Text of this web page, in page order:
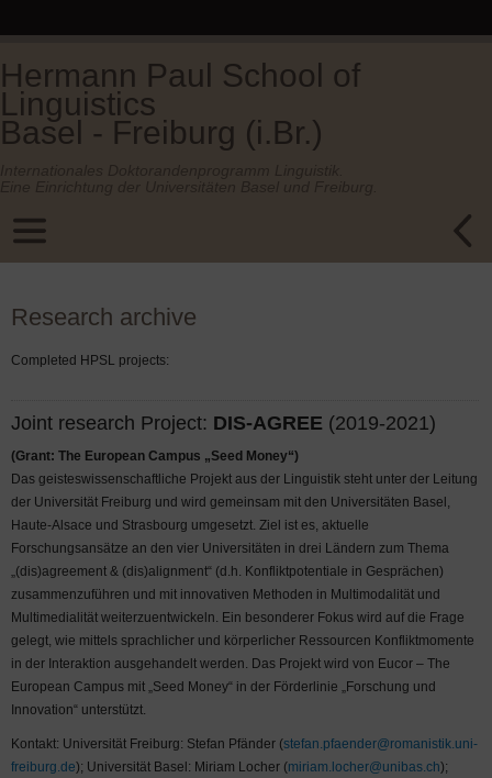
Hermann Paul School of
Linguistics
Basel - Freiburg (i.Br.)
Research archive
Completed HPSL projects:
Joint research Project: DIS-AGREE (2019-2021)
(Grant: The European Campus „Seed Money“)
Das geisteswissenschaftliche Projekt aus der Linguistik steht unter der Leitung
der Universität Freiburg und wird gemeinsam mit den Universitäten Basel,
Haute-Alsace und Strasbourg umgesetzt. Ziel ist es, aktuelle
Forschungsansätze an den vier Universitäten in drei Ländern zum Thema
„(dis)agreement & (dis)alignment“ (d.h. Konfliktpotentiale in Gesprächen)
zusammenzuführen und mit innovativen Methoden in Multimodalität und
Multimedialität weiterzuentwickeln. Ein besonderer Fokus wird auf die Frage
gelegt, wie mittels sprachlicher und körperlicher Ressourcen Konfliktmomente
in der Interaktion ausgehandelt werden. Das Projekt wird von Eucor – The
European Campus mit „Seed Money“ in der Förderlinie „Forschung und
Innovation“ unterstützt.
Kontakt: Universität Freiburg: Stefan Pfänder (stefan.pfaender@romanistik.uni-
freiburg.de); Universität Basel: Miriam Locher (miriam.locher@unibas.ch);